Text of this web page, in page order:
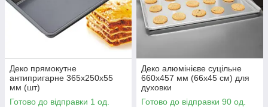
Деко прямокутне
антипригарне 365х250х55
мм (шт)
Готово до відправки 1 од.
Деко алюмінієве суцільне
660х457 мм (66х45 см) для
духовки
Готово до відправки 90 од.